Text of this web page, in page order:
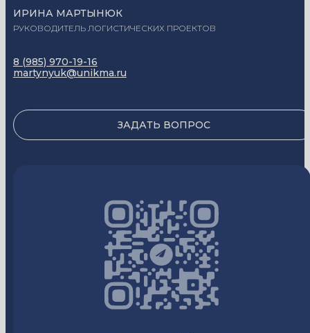
ИРИНА МАРТЫНЮК
РУКОВОДИТЕЛЬ ЛОГИСТИЧЕСКИХ ПРОЕКТОВ
8 (985) 970-19-16
martynyuk@unikma.ru
ЗАДАТЬ ВОПРОС